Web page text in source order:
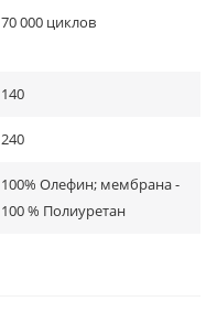
70 000 циклов
140
240
100% Олефин; мембрана -
100 % Полиуретан